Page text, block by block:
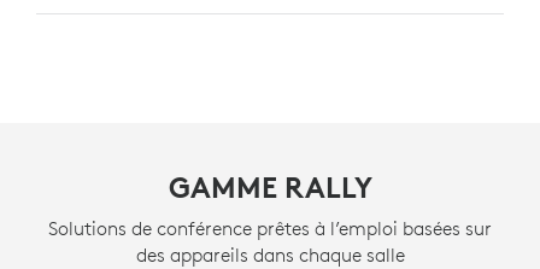
GAMME RALLY
Solutions de conférence prêtes à l’emploi basées sur
des appareils dans chaque salle